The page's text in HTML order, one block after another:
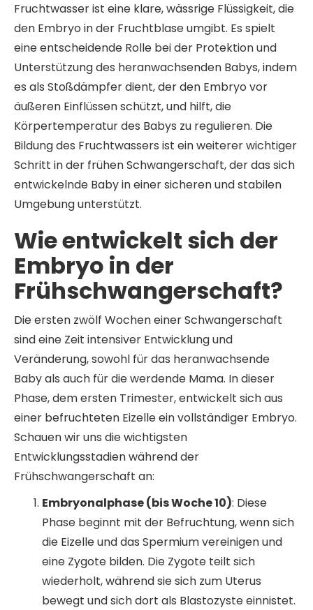
Fruchtwasser ist eine klare, wässrige Flüssigkeit, die
den Embryo in der Fruchtblase umgibt. Es spielt
eine entscheidende Rolle bei der Protektion und
Unterstützung des heranwachsenden Babys, indem
es als Stoßdämpfer dient, der den Embryo vor
äußeren Einflüssen schützt, und hilft, die
Körpertemperatur des Babys zu regulieren. Die
Bildung des Fruchtwassers ist ein weiterer wichtiger
Schritt in der frühen Schwangerschaft, der das sich
entwickelnde Baby in einer sicheren und stabilen
Umgebung unterstützt.
Wie entwickelt sich der
Embryo in der
Frühschwangerschaft?
Die ersten zwölf Wochen einer Schwangerschaft
sind eine Zeit intensiver Entwicklung und
Veränderung, sowohl für das heranwachsende
Baby als auch für die werdende Mama. In dieser
Phase, dem ersten Trimester, entwickelt sich aus
einer befruchteten Eizelle ein vollständiger Embryo.
Schauen wir uns die wichtigsten
Entwicklungsstadien während der
Frühschwangerschaft an:
Embryonalphase (bis Woche 10): Diese
Phase beginnt mit der Befruchtung, wenn sich
die Eizelle und das Spermium vereinigen und
eine Zygote bilden. Die Zygote teilt sich
wiederholt, während sie sich zum Uterus
bewegt und sich dort als Blastozyste einnistet.